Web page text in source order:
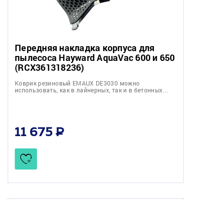
Передняя накладка корпуса для
пылесоса Hayward AquaVac 600 и 650
(RCX361318236)
Коврик резиновый EMAUX DE3030 можно
использовать, как в лайнерных, так и в бетонных…
11 675